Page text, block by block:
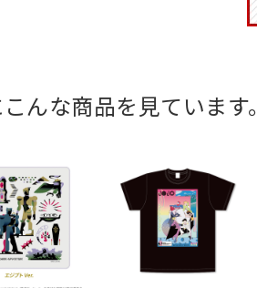
んな商品を見ています。